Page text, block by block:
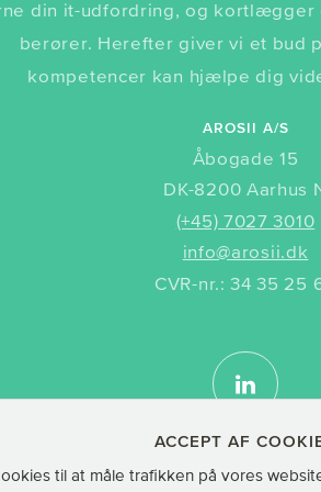
ACCEPT AF
til at måle trafikken på vores
din it-udfordring, og kortlægger
berører. Herefter giver vi et bud
kompetencer kan hjælpe dig
AROSII A/S
Åbogade 15
DK-8200 Aarhus
(+45) 7027 3010
info@arosii.dk
CVR-nr.: 34 35 25